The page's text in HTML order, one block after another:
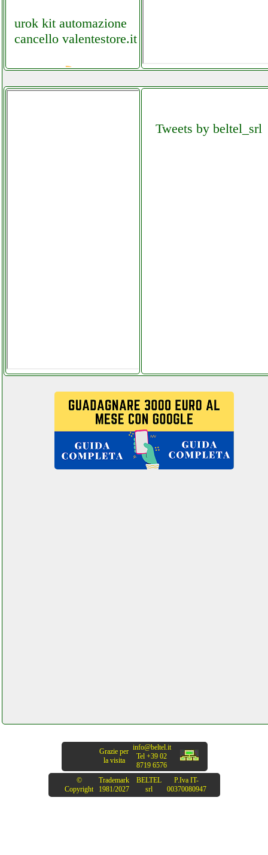
urok kit automazione
cancello valentestore.it
Tweets by beltel_srl
Grazie per
la visita
info@beltel.it
Tel +39 02
8719 6576
©
Copyright
Trademark
1981/2027
BELTEL
srl
P.Iva IT-
00370080947